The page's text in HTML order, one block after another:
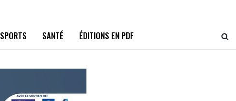
SPORTS SANTÉ ÉDITIONS EN PDF